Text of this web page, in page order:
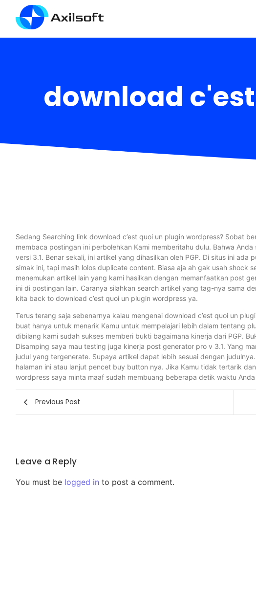
download
Sedang Searching link download c’est quoi un plugin wordpress? Sobat
membaca postingan ini perbolehkan Kami memberitahu dulu. Bahwa
versi 3.1. Benar sekali, ini artikel yang dihasilkan oleh PGP. Di situs ini
simak ini, tapi masih lolos duplicate content. Biasa aja ah gak usah shock
menemukan artikel lain yang kami hasilkan dengan memanfaatkan post
ini di postingan lain. Caranya silahkan search artikel yang tag-nya sama
kita back to download c’est quoi un plugin wordpress ya.
Terus terang saja sebenarnya kalau mengenai download c’est quoi un
buat hanya untuk menarik Kamu untuk mempelajari lebih dalam tentang
dibilang kami sudah sukses memberi bukti bagaimana kinerja dari PGP.
Disamping saya mau testing juga kinerja post generator pro v 3.1. Yang
judul yang tergenerate. Supaya artikel dapat lebih sesuai dengan
halaman ini atau lanjut pencet buy button nya. Jika Kamu tidak tertarik
wordpress saya minta maaf sudah membuang beberapa detik waktu Anda
Previous Post
Leave a Reply
You must be logged in to post a comment.